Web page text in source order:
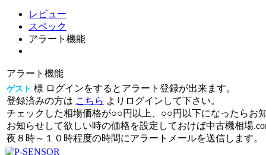
レビュー
スペック
アラート機能
アラート機能
ゲスト 様 ログインをするとアラート登録が出来ます。
登録済みの方は こちら よりログインして下さい。
チェックした相場価格が○○円以上、○○円以下になったらお
お知らせして欲しい時の価格を設定しておけば中古機相場
夜８時～１０時程度の時間にアラートメールを送信します。